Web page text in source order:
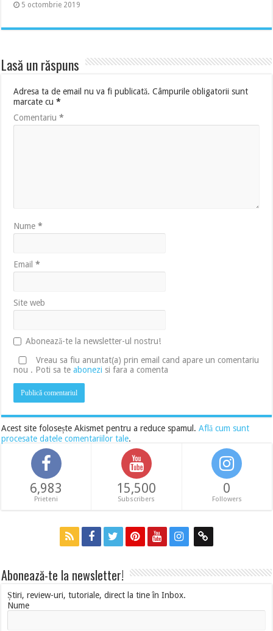
5 octombrie 2019
Lasă un răspuns
Adresa ta de email nu va fi publicată. Câmpurile obligatorii sunt
marcate cu*
Comentariu*
Nume*
Email*
Site web
Abonează-te la newsletter-ul nostru!
Vreau sa fiu anuntat(a) prin email cand apare un comentariu
nou . Poti sa teabonezi si fara a comenta
Acest site folosește Akismet pentru a reduce spamul.Află cum sunt
procesate datele comentariilor tale.
6,983
Prieteni
15,500
Subscribers
0
Followers
Abonează-te la newsletter!
Știri, review-uri, tutoriale, direct la tine în Inbox.
Nume